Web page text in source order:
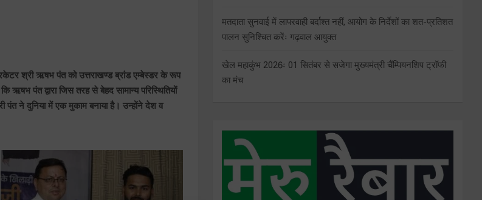
श्री ऋषभ पंत को उत्तराखण्ड ब्रांड एम्बेस्डर के रूप
पंत द्वारा जिस तरह से बेहद सामान्य परिस्थितियों
पंत ने दुनिया में एक मुकाम बनाया है। उन्होंने देश व
मतदाता सुनवाई में लापरवाही बर्दाश्त नहीं, आयोग के निर्देशों का शत-प्रतिशत
पालन सुनिश्चित करेंः गढ़वाल आयुक्त
खेल महाकुंभ 2026ः 01 सितंबर से सजेगा मुख्यमंत्री चैंम्पियनशिप ट्रॉफी
का मंच